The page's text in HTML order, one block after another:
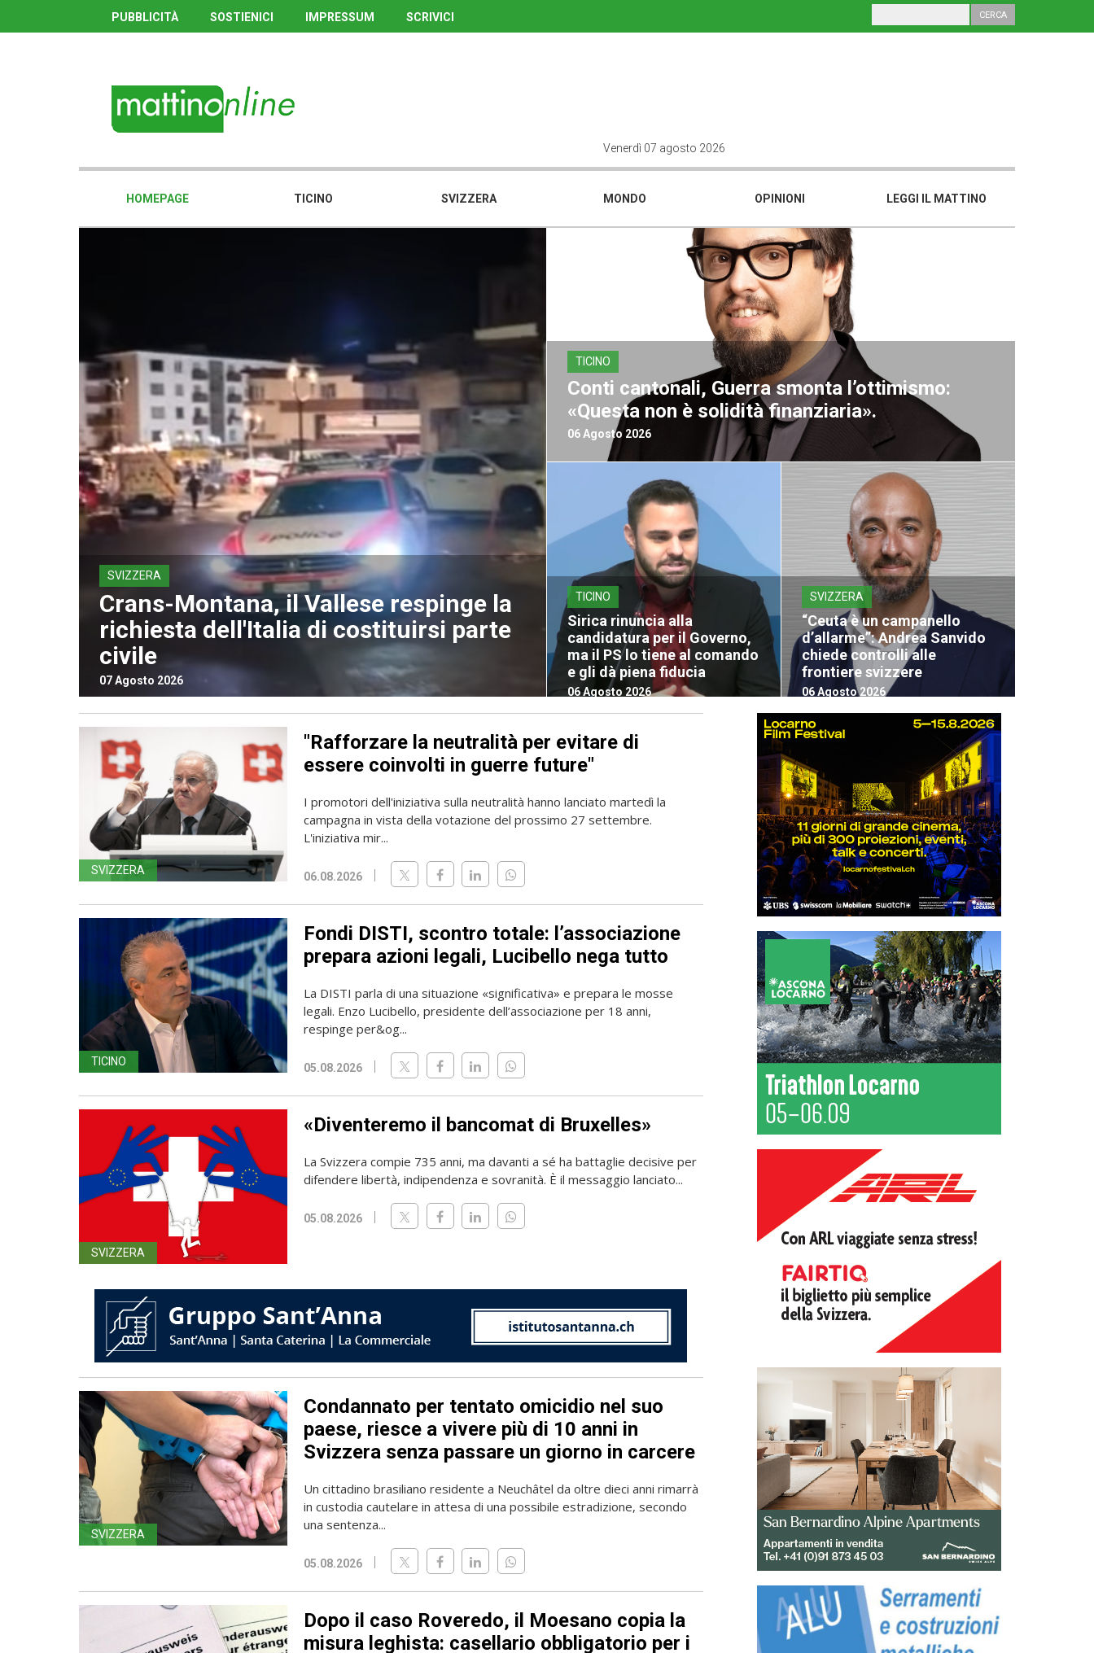
PUBBLICITÀ SOSTIENICI IMPRESSUM SCRIVICI
Venerdì 07 agosto 2026
HOMEPAGE TICINO SVIZZERA MONDO OPINIONI LEGGI IL MATTINO
SVIZZERA
Crans-Montana, il Vallese respinge la
richiesta dell'Italia di costituirsi parte
civile
07 Agosto 2026
TICINO
Conti cantonali, Guerra smonta l’ottimismo:
«Questa non è solidità finanziaria».
06 Agosto 2026
TICINO
Sirica rinuncia alla
candidatura per il Governo,
ma il PS lo tiene al comando
e gli dà piena fiducia
06 Agosto 2026
SVIZZERA
“Ceuta è un campanello
d’allarme”: Andrea Sanvido
chiede controlli alle
frontiere svizzere
06 Agosto 2026
SVIZZERA
"Rafforzare la neutralità per evitare di
essere coinvolti in guerre future"
I promotori dell'iniziativa sulla neutralità hanno lanciato martedì la
campagna in vista della votazione del prossimo 27 settembre.
L'iniziativa mir...
06.08.2026
TICINO
Fondi DISTI, scontro totale: l’associazione
prepara azioni legali, Lucibello nega tutto
La DISTI parla di una situazione «significativa» e prepara le mosse
legali. Enzo Lucibello, presidente dell’associazione per 18 anni,
respinge per&og...
05.08.2026
SVIZZERA
«Diventeremo il bancomat di Bruxelles»
La Svizzera compie 735 anni, ma davanti a sé ha battaglie decisive per
difendere libertà, indipendenza e sovranità. È il messaggio lanciato...
05.08.2026
SVIZZERA
Condannato per tentato omicidio nel suo
paese, riesce a vivere più di 10 anni in
Svizzera senza passare un giorno in carcere
Un cittadino brasiliano residente a Neuchâtel da oltre dieci anni rimarrà
in custodia cautelare in attesa di una possibile estradizione, secondo
una sentenza...
05.08.2026
Dopo il caso Roveredo, il Moesano copia la
misura leghista: casellario obbligatorio per i